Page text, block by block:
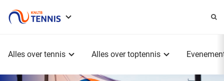
Alles over tennis Alles over toptennis